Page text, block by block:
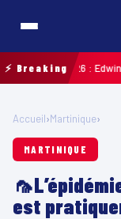
⚡ Breaking
2026 : Edwin
Accueil›Martinique›
MARTINIQUE
est